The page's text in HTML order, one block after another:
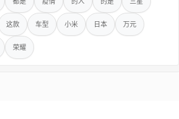
这款 车型 小米 日本 万元
荣耀